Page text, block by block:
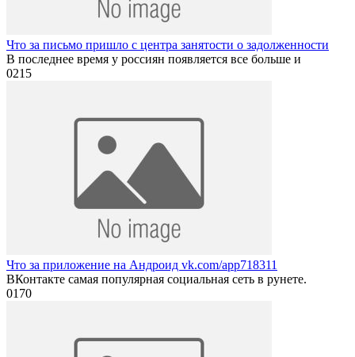
Что за письмо пришло с центра занятости о задолженности
В последнее время у россиян появляется все больше и
0215
Что за приложение на Андроид vk.com/app718311
ВКонтакте самая популярная социальная сеть в рунете.
0170